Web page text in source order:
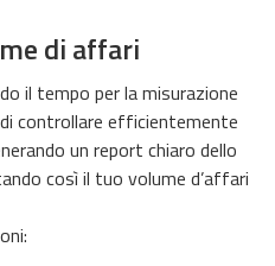
di affari
il tempo per la misurazione
controllare efficientemente
un report chiaro dello
così il tuo volume d’affari